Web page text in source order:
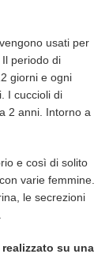
usati per
periodo di
giorni e ogni
I cuccioli di
2 anni. Intorno a
e così di solito
varie femmine.
le secrezioni
su una